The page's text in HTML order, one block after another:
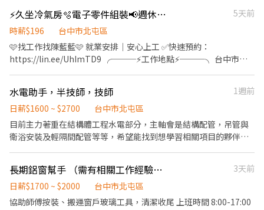
貨運有限公司台中市論件計酬 50,000 至 90,000元 應徵人數：1～2
人 * 排休、輪休 * 輪班 * 工作經驗不拘 * 國小/國中、高中職、專
科、大學 1.家具包裝和物品搬運勞務之提供，負責物品搬動，裝
載，運送過程維護工作 。
⚡久坐冷氣房🫧電子零件組裝📢週休二日可預支薪資
5天前
時薪$196
台中市北屯區
🩷找工作找陳藍藍🩷 就業安排｜安心上工 ✅快速預約：
https://lin.ee/UhImTD9 ╭───⚡工作地點⚡───╮ 台中市潭
$30,100（配合加班約38,000） ➋ 小夜班：15:50-00:30 薪資：
$31,000+小夜班津貼$30/H 月約 $36,280（配合加班約45,000） ➌
大夜班：23:50 - 08:30 薪資：$31,000+大夜班津貼$48/H 薪資：
$39,448（配合加班約49,000） 📌大小夜班需在新夜班實習
個月：$6000、第三個月：$8000 📌配合加班誤餐費平日80元、假
日100元 =====⭐完善福利制度⭐===== ✅休假制度：週休二日、見
金：端午、中秋、生日➡️每次$600 ✅介紹獎金：介紹朋友上班一位
水電助手，半技師，技師
1週前
日薪$1600 ~ $2700
台中市北屯區
目前主力著重在結構體工程水電部分，主軸會是結構配管，吊管與
衛浴安裝及輕隔間配管等等，希望能找到想學習相關項目的夥伴，
午餐，涼水，三節獎金，不定期員工旅遊，聚餐
長期鋁窗幫手 （需有相關工作經驗、週休二日）
3天前
日薪$1700 ~ $2000
台中市北屯區
協助師傅按裝、搬運窗戶玻璃工具，清潔收尾 上班時間 8:00-17:00